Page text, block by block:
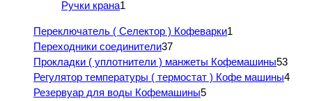
Ручки крана1
Переключатель ( Селектор ) Кофеварки1
Переходники соединители37
Прокладки ( уплотнители ) манжеты Кофемашины53
Регулятор температуры ( термостат ) Кофе машины4
Резервуар для воды Кофемашины5